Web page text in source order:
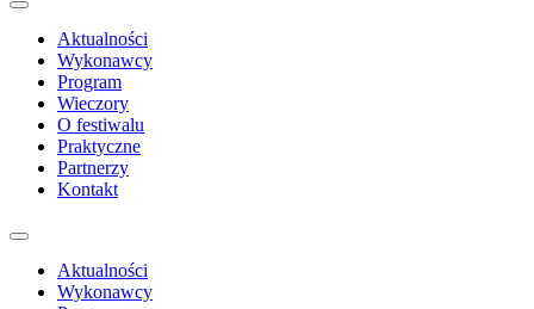
Aktualności
Wykonawcy
Program
Wieczory
O festiwalu
Praktyczne
Partnerzy
Kontakt
Aktualności
Wykonawcy